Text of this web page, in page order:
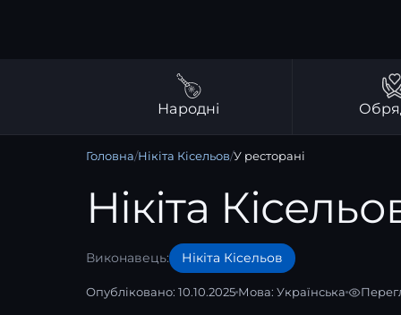
Народні
Головна/Нікіта Кісельов/У ресторані
Нікіта
Виконавець: Нікіта Кісельов
Опубліковано: 10.10.2025 Мова: Українська